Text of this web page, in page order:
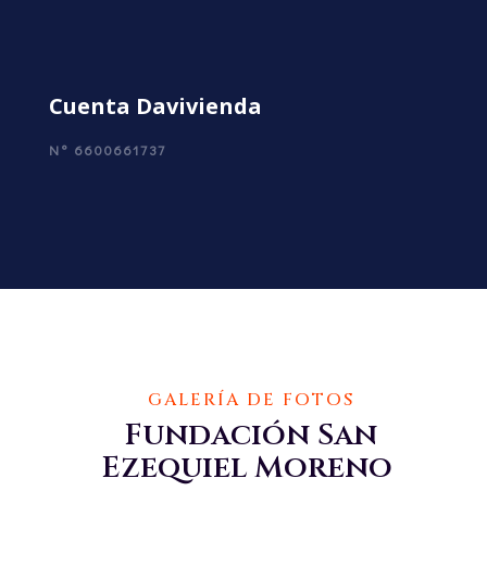
Cuenta Davivienda
N° 6600661737
GALERÍA DE FOTOS
Fundación San
Ezequiel Moreno